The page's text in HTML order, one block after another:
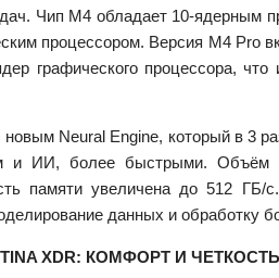
Чип M4 обладает 10-ядерным
процессором. Версия M4 Pro
графического процессора,
Neural Engine, который в 3
и ИИ, более быстрыми. Объём
памяти увеличена до 512
данных и обработку
XDR: КОМФОРТ И